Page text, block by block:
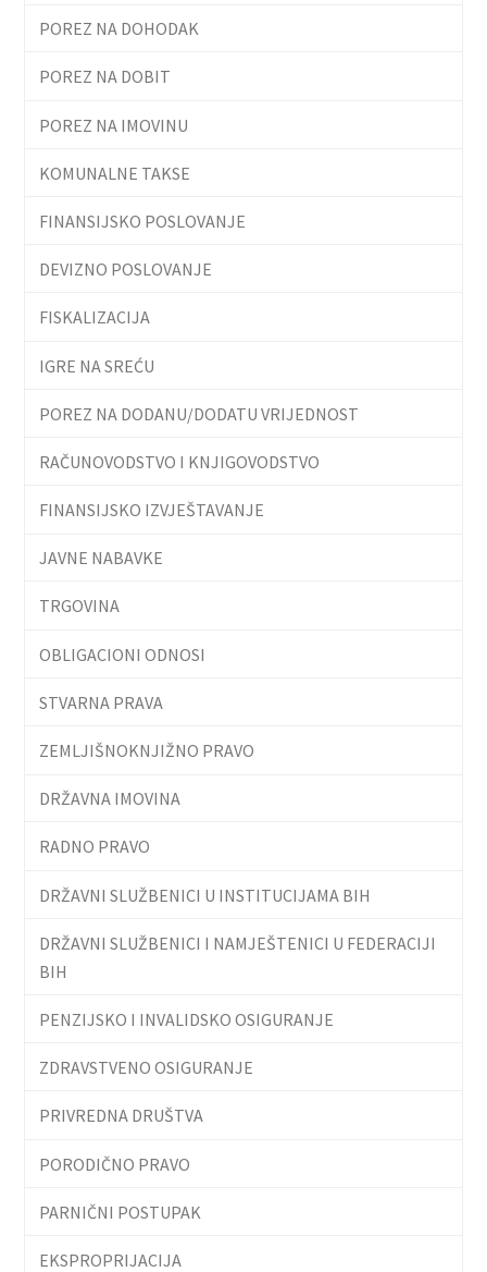
POREZ NA DOHODAK
POREZ NA DOBIT
POREZ NA IMOVINU
KOMUNALNE TAKSE
FINANSIJSKO POSLOVANJE
DEVIZNO POSLOVANJE
FISKALIZACIJA
IGRE NA SREĆU
POREZ NA DODANU/DODATU VRIJEDNOST
RAČUNOVODSTVO I KNJIGOVODSTVO
FINANSIJSKO IZVJEŠTAVANJE
JAVNE NABAVKE
TRGOVINA
OBLIGACIONI ODNOSI
STVARNA PRAVA
ZEMLJIŠNOKNJIŽNO PRAVO
DRŽAVNA IMOVINA
RADNO PRAVO
DRŽAVNI SLUŽBENICI U INSTITUCIJAMA BIH
DRŽAVNI SLUŽBENICI I NAMJEŠTENICI U FEDERACIJI
BIH
PENZIJSKO I INVALIDSKO OSIGURANJE
ZDRAVSTVENO OSIGURANJE
PRIVREDNA DRUŠTVA
PORODIČNO PRAVO
PARNIČNI POSTUPAK
EKSPROPRIJACIJA